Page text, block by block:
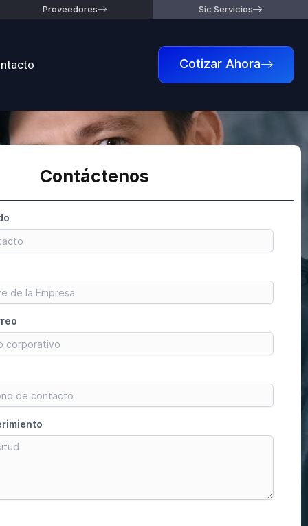
Proveedores Sic Servicios
Cotizar Ahora
Contáctenos